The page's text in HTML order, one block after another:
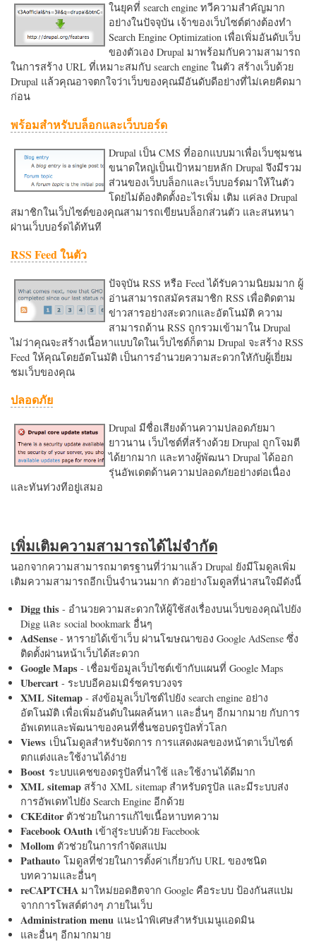
ในยุคที่ search engine ทวีความสำคัญมาก
อย่างในปัจจุบัน เจ้าของเว็บไซต์ต่างต้องทำ
Search Engine Optimization เพื่อเพิ่มอันดับเว็บ
ของตัวเอง Drupal มาพร้อมกับความสามารถ
ในการสร้าง URL ที่เหมาะสมกับ search engine ในตัว สร้างเว็บด้วย
Drupal แล้วคุณอาจตกใจว่าเว็บของคุณมีอันดับดีอย่างที่ไม่เคยคิดมา
ก่อน
พร้อมสำหรับบล็อกและเว็บบอร์ด
Drupal เป็น CMS ที่ออกแบบมาเพื่อเว็บชุมชน
ขนาดใหญ่เป็นเป้าหมายหลัก Drupal จึงมีรวม
ส่วนของเว็บบล็อกและเว็บบอร์ดมาให้ในตัว
โดยไม่ต้องติดตั้งอะไรเพิ่ม เติม แค่ลง Drupal
สมาชิกในเว็บไซต์ของคุณสามารถเขียนบล็อกส่วนตัว และสนทนา
ผ่านเว็บบอร์ดได้ทันที
RSS Feed ในตัว
ปัจจุบัน RSS หรือ Feed ได้รับความนิยมมาก ผู้
อ่านสามารถสมัครสมาชิก RSS เพื่อติดตาม
ข่าวสารอย่างสะดวกและอัตโนมัติ ความ
สามารถด้าน RSS ถูกรวมเข้ามาใน Drupal
ไม่ว่าคุณจะสร้างเนื้อหาแบบใดในเว็บไซต์ก็ตาม Drupal จะสร้าง RSS
Feed ให้คุณโดยอัตโนมัติ เป็นการอำนวยความสะดวกใหักับผู้เยี่ยม
ชมเว็บของคุณ
ปลอดภัย
Drupal มีชื่อเสียงด้านความปลอดภัยมา
ยาวนาน เว็บไซต์ที่สร้างด้วย Drupal ถูกโจมตี
ได้ยากมาก และทางผู้พัฒนา Drupal ได้ออก
รุ่นอัพเดตด้านความปลอดภัยอย่างต่อเนื่อง
และทันท่วงทีอยู่เสมอ
เพิ่มเติมความสามารถได้ไม่จำกัด
นอกจากความสามารถมาตรฐานที่ว่ามาแล้ว Drupal ยังมีโมดูลเพิ่ม
เติมความสามารถอีกเป็นจำนวนมาก ตัวอย่างโมดูลที่น่าสนใจมีดังนี้
Digg this - อำนวยความสะดวกให้ผู้ใช้ส่งเรื่องบนเว็บของคุณไปยัง
Digg และ social bookmark อื่นๆ
AdSense - หารายได้เข้าเว็บ ผ่านโฆษณาของ Google AdSense ซึ่ง
ติดตั้งผ่านหน้าเว็บได้สะดวก
Google Maps - เชื่อมข้อมูลเว็บไซต์เข้ากับแผนที่ Google Maps
Ubercart - ระบบอีคอมเมิร์ซครบวงจร
XML Sitemap - ส่งข้อมูลเว็บไซต์ไปยัง search engine อย่าง
อัตโนมัติ เพื่อเพิ่มอันดับในผลค้นหา และอื่นๆ อีกมากมาย กับการ
อัพเดทและพัฒนาของคนที่ชื่นชอบดรูปัลทั่วโลก
Views เป็นโมดูลสำหรับจัดการ การแสดงผลของหน้าตาเว็บไซต์
ตกแต่งและใช้งานได้ง่าย
Boost ระบบแคชของดรูปัลที่น่าใช้ และใช้งานได้ดีมาก
XML sitemap สร้าง XML sitemap สำหรับดรูปัล และมีระบบส่ง
การอัพเดทไปยัง Search Engine อีกด้วย
CKEditorตัวช่วยในการแก้ไขเนื้อหาบทความ
Facebook OAuth เข้าสู่ระบบด้วย Facebook
Mollom ตัวช่วยในการกำจัดสแปม
Pathauto โมดูลที่ช่วยในการตั้งค่าเกี่ยวกับ URL ของชนิด
บทความและอื่นๆ
reCAPTCHA มาใหม่ยอดฮิตจาก Google คือระบบ ป้องกันสแปม
จากการโพสต์ต่างๆ ภายในเว็บ
Administration menu แนะนำพิเศษสำหรับเมนูแอดมิน
และอื่นๆ อีกมากมาย